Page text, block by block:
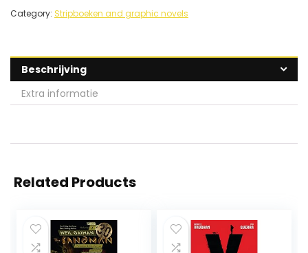
Category: Stripboeken and graphic novels
Beschrijving
Extra informatie
Related Products